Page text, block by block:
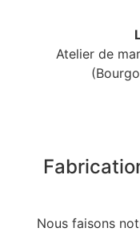
Atelier de
Nous faisons